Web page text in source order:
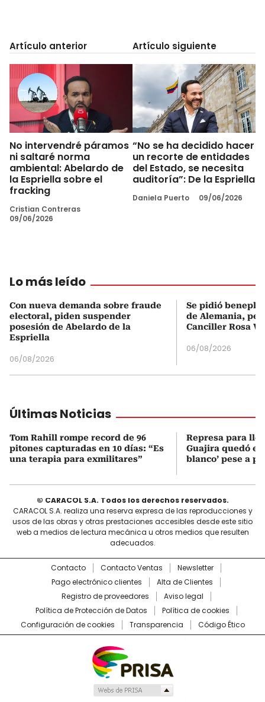
Artículo anterior
No intervendré páramos
ni saltaré norma
ambiental: Abelardo de
la Espriella sobre el
fracking
Cristian Contreras
09/06/2026
Artículo siguiente
“No se ha decidido hacer
un recorte de entidades
del Estado, se necesita
auditoría”: De la Espriella
Daniela Puerto 09/06/2026
Lo más leído
Con nueva demanda sobre fraude
electoral, piden suspender
posesión de Abelardo de la
Espriella
06/08/2026
Se pidió
de Alemania,
Canciller Rosa
06/08/2026
Últimas Noticias
Tom Rahill rompe record de 96
pitones capturadas en 10 días: “Es
una terapia para exmilitares”
Represa para
Guajira quedó en
blanco’ pese a
© CARACOL S.A. Todos los derechos reservados.
CARACOL S.A. realiza una reserva expresa de las reproducciones y
usos de las obras y otras prestaciones accesibles desde este sitio
web a medios de lectura mecánica u otros medios que resulten
adecuados.
Contacto Contacto Ventas
Newsletter
Pago electrónico clientes
Alta de Clientes
Registro de proveedores
Aviso legal
Política de Protección de Datos
Política de cookies
Configuración de cookies
Transparencia Código Ético